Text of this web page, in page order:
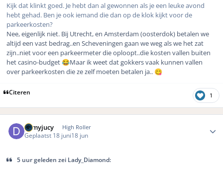
Kijk dat klinkt goed. Je hebt dan al gewonnen als je een leuke avond
hebt gehad. Ben je ook iemand die dan op de klok kijkt voor de
parkeerkosten?
Nee, eigenlijk niet. Bij Utrecht, en Amsterdam (oosterdok) betalen we
altijd een vast bedrag..en Scheveningen gaan we weg als we het zat
zijn..niet voor een parkeermeter die oploopt..die kosten vallen buiten
het casino-budget 😂Maar ik weet dat gokkers vaak kunnen vallen
over parkeerkosten die ze zelf moeten betalen ja.. 😋
Citeren 1
demyjucy High Roller
Geplaatst 18 juni18 jun
5 uur geleden zei Lady_Diamond: